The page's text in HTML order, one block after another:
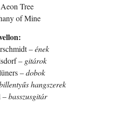
Tree
of Mine
–ének
– gitárok
–dobok
hangszerek
–basszusgitár